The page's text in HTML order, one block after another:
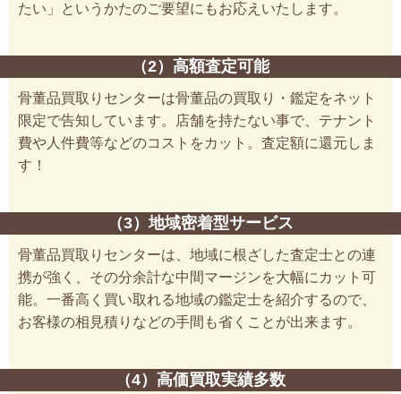
たい」というかたのご要望にもお応えいたします。
（2）高額査定可能
骨董品買取りセンターは骨董品の買取り・鑑定をネット
限定で告知しています。店舗を持たない事で、テナント
費や人件費等などのコストをカット。査定額に還元しま
す！
（3）地域密着型サービス
骨董品買取りセンターは、地域に根ざした査定士との連
携が強く、その分余計な中間マージンを大幅にカット可
能。一番高く買い取れる地域の鑑定士を紹介するので、
お客様の相見積りなどの手間も省くことが出来ます。
（4）高価買取実績多数